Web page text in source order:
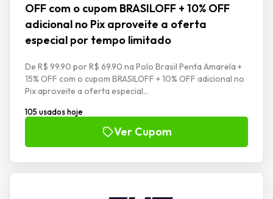
OFF com o cupom BRASILOFF + 10% OFF
adicional no Pix aproveite a oferta
especial por tempo limitado
De R$ 99.90 por R$ 69.90 na Polo Brasil Penta Amarela +
15% OFF com o cupom BRASILOFF + 10% OFF adicional no
Pix aproveite a oferta especial...
105 usados hoje
Ver Cupom